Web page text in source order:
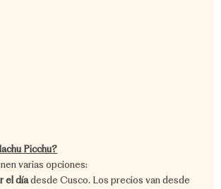
Picchu?
varias opciones:
el día desde Cusco. Los precios van desde